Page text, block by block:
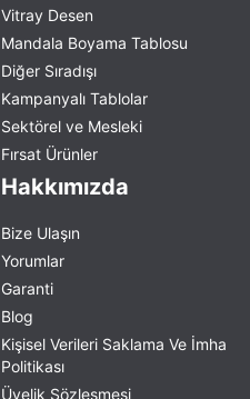
Vitray Desen
Mandala Boyama Tablosu
Diğer Sıradışı
Kampanyalı Tablolar
Sektörel ve Mesleki
Fırsat Ürünler
Hakkımızda
Bize Ulaşın
Yorumlar
Garanti
Blog
Kişisel Verileri Saklama Ve İmha
Politikası
Üyelik Sözleşmesi